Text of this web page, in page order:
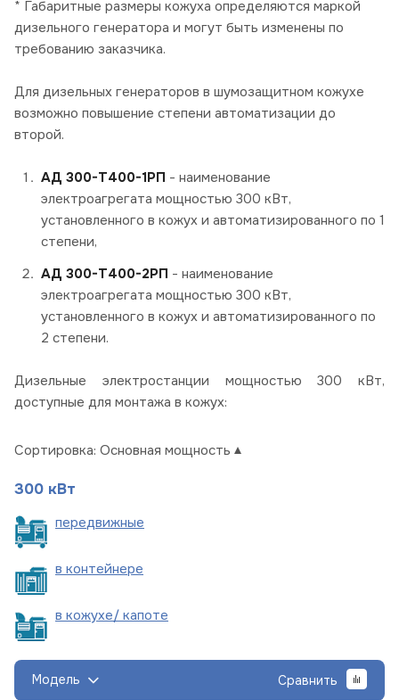
* Габаритные размеры кожуха определяются маркой
дизельного генератора и могут быть изменены по
требованию заказчика.
Для дизельных генераторов в шумозащитном кожухе
возможно повышение степени автоматизации до
второй.
АД 300-Т400-1РП - наименование
электроагрегата мощностью 300 кВт,
установленного в кожух и автоматизированного по 1
степени,
АД 300-Т400-2РП - наименование
электроагрегата мощностью 300 кВт,
установленного в кожух и автоматизированного по
2 степени.
Дизельные электростанции мощностью 300 кВт,
доступные для монтажа в кожух:
Сортировка: Основная мощность
300 кВт
передвижные
в контейнере
в кожухе/ капоте
Модель Сравнить